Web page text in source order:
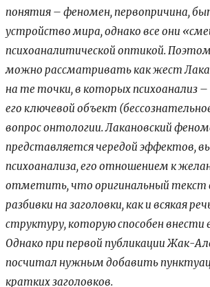
понятия – феномен, первопричина,
устройство мира, однако все они
психоаналитической оптикой.
можно рассматривать как жест
на те точки, в которых психоанализ –
его ключевой объект
вопрос онтологии. Лакановский
представляется чередой эффектов,
психоанализа, его отношением к
отметить, что оригинальный текст
разбивки на заголовки, как и всякая
структуру, которую способен внести
Однако при первой публикации Жак-
посчитал нужным добавить
кратких заголовков.